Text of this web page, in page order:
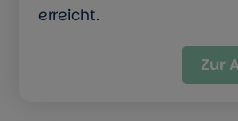
erreicht.
Zur